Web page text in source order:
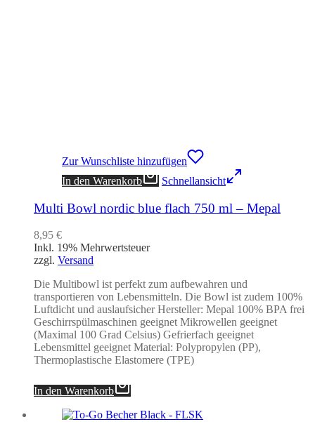
Zur Wunschliste hinzufügen
In den Warenkorb
Schnellansicht
Multi Bowl nordic blue flach 750 ml – Mepal
8,95 €
Inkl. 19% Mehrwertsteuer
zzgl. Versand
Die Multibowl ist perfekt zum aufbewahren und
transportieren von Lebensmitteln. Die Bowl ist zudem 100%
Luftdicht und auslaufsicher Hersteller: Mepal 100% BPA frei
Geschirrspülmaschinen geeignet Mikrowellen geeignet
(Maximal 100 Grad Celsius) Gefrierfach geeignet
Lebensmittel geeignet Material: Polypropylen (PP),
Thermoplastische Elastomere (TPE)
In den Warenkorb